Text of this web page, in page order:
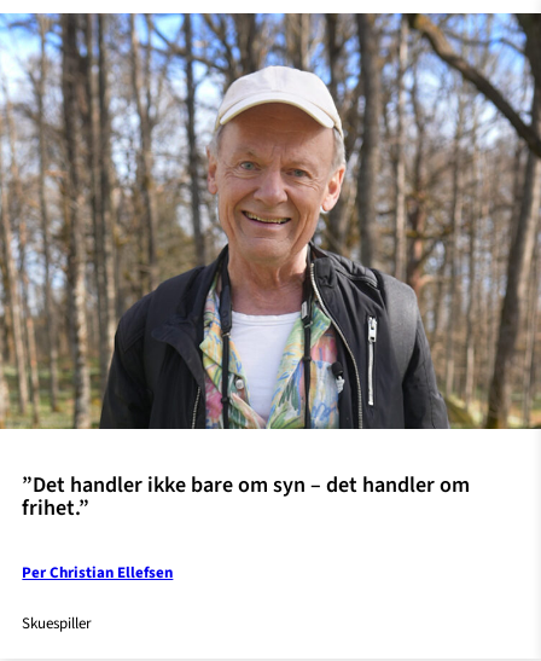
”Det handler ikke bare om syn – det handler om
frihet.”
Per Christian Ellefsen
Skuespiller